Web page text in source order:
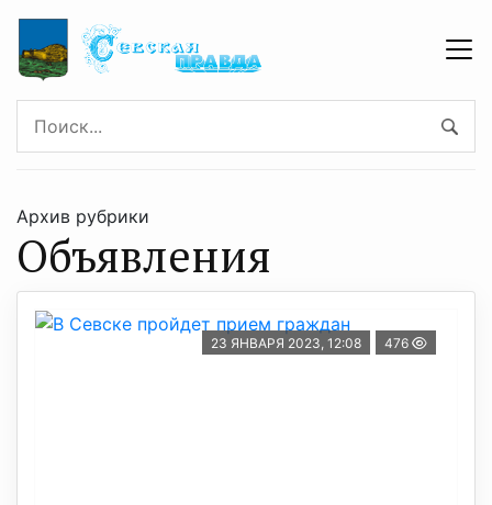
Архив рубрики
Объявления
23 ЯНВАРЯ 2023, 12:08 476